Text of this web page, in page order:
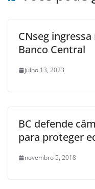
CNseg
Banco Central
julho 13, 2023
BC defende
para proteger
novembro 5, 2018